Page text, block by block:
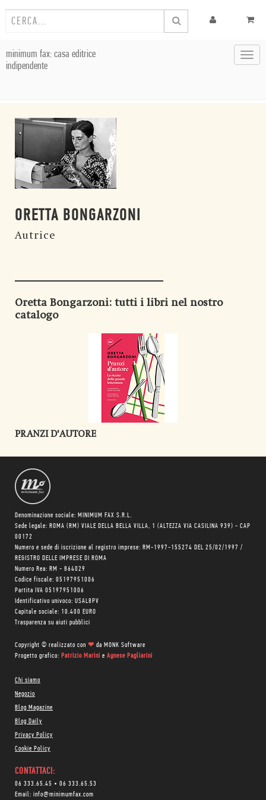
minimum fax: casa editrice
indipendente
ORETTA BONGARZONI
Autrice
Oretta Bongarzoni: tutti i libri nel nostro
catalogo
PRANZI D'AUTORE
Denominazione sociale: MINIMUM FAX S.R.L.
Sede legale: ROMA (RM) VIALE DELLA BELLA VILLA, 1 (ALTEZZA VIA CASILINA 939) - CAP
00172
Numero e sede di iscrizione al registro imprese: RM-1997-155274 DEL 25/02/1997 /
REGISTRO DELLE IMPRESE DI ROMA
Numero Rea: RM - 864029
Codice fiscale: 05197951006
Partita IVA 05197951006
Identificativo univoco: USAL8PV
Capitale sociale: 10.400 EURO
Trasparenza su aiuti pubblici
Copyright © realizzato con ❤ da MONK Software
Progetto grafico: Patrizio Marini e Agnese Pagliarini
Chi siamo
Negozio
Blog Magazine
Blog Daily
Privacy Policy
Cookie Policy
CONTATTACI:
06 333.65.45 • 06 333.65.53
Email: info@minimumfax.com